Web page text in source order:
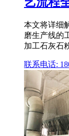
本文将详细
磨生产线的
加工石灰石
联系电话: